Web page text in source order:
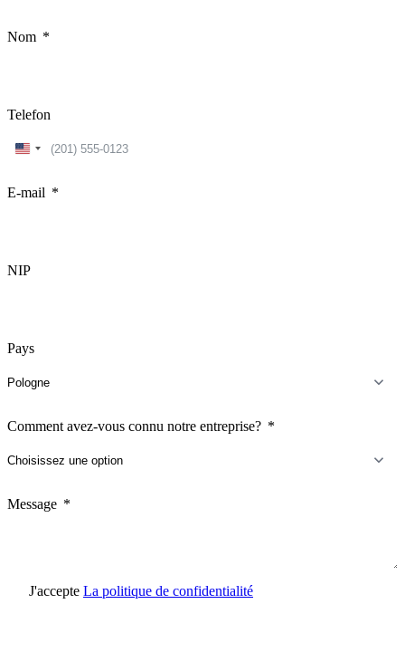
Nom
Telefon
United
E-mail
NIP
Pays
Comment avez-vous connu notre entreprise?
Message
J'accepte La politique de confidentialité